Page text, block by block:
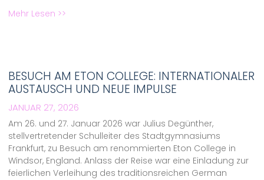
Mehr Lesen >>
BESUCH AM ETON COLLEGE: INTERNATIONALER
AUSTAUSCH UND NEUE IMPULSE
JANUAR 27, 2026
Am 26. und 27. Januar 2026 war Julius Degünther,
stellvertretender Schulleiter des Stadtgymnasiums
Frankfurt, zu Besuch am renommierten Eton College in
Windsor, England. Anlass der Reise war eine Einladung zur
feierlichen Verleihung des traditionsreichen German